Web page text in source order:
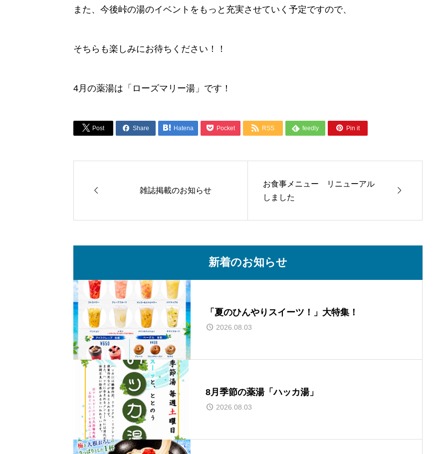
また、今後峠の湯のイベントをもっと充実させていく予定ですので、
そちらも楽しみにお待ちください！！
4月の薬湯は「ローズマリー湯」です！
 Post  Share  Hatena  Pocket  RSS  feedly  Pin it
 雑誌掲載のお知らせ
お食事メニュー リニューアル
しました

新着のお知らせ
「夏のひんやりスイーツ！」大特集！
2026.08.03
8月季節の薬湯「ハッカ湯」
2026.08.03